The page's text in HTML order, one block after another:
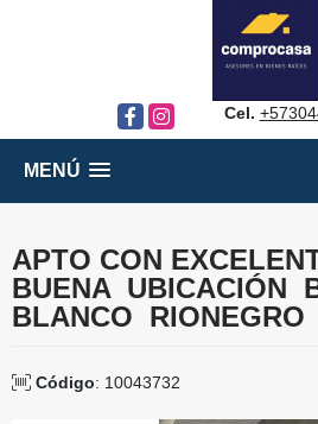
FacebookInstagram Cel.
MENÚ
APTO CON
BUENA UBICACIÓN
BLANCO RIONEGRO
Código: 10043732